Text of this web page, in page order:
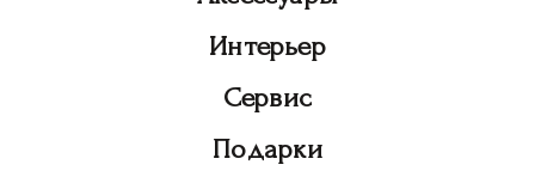
Интерьер
Сервис
Подарки